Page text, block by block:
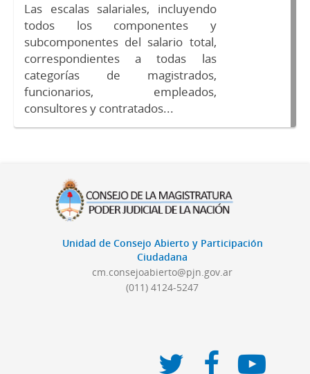
Las escalas salariales, incluyendo
todos los componentes y
subcomponentes del salario total,
correspondientes a todas las
categorías de magistrados,
funcionarios, empleados,
consultores y contratados...
Unidad de Consejo Abierto y Participación
Ciudadana
cm.consejoabierto@pjn.gov.ar
(011) 4124-5247